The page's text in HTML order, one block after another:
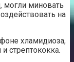
могли миновать
на
хламидиоза,
стрептококка.